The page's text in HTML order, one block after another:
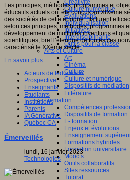
Créativité
Culture numérique
Evaluations
Individualisation
Initiatives
Interdisciplinarité
Outils pour la classe
Arts et Culture
Art
Cinéma
Culture
Culture et numérique
Dispositifs de médiation
Littérature
Formation
Compétences
Dispositifs de formation
E- formation
Enjeux et évolutions
Enseignement
Formations hybrides
Formation universitaire
Mooc’s
Outils collaboratifs
Sites ressources
Tutorat
Les principes, méthodes, programmes et
éducatifs actuels ont été conçus au XIXème
des sociétés de cette époque. Ils furent
selon ces principes, méthodes, programmes
développement de multiples inventions et
scientifiques, bref l’étendue de toutes ces
caractérisé le XXème siècle.
En savoir plus...
Acteurs de leducation
Prospective
Enseignants
Etudiants
Institutions
Parents
IA Générative
Québec CA
Émerveillés
lundi, 16 janvier 2023
Technologies